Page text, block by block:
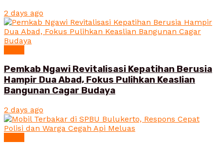
2 days ago
Pemkab Ngawi Revitalisasi Kepatihan Berusia
Hampir Dua Abad, Fokus Pulihkan Keaslian
Bangunan Cagar Budaya
2 days ago